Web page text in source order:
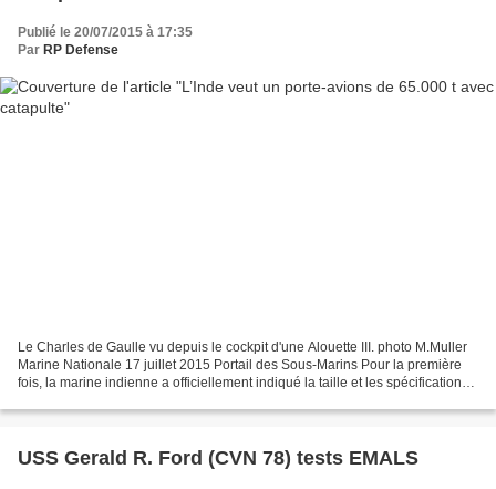
Publié le 20/07/2015 à 17:35
Par RP Defense
Le Charles de Gaulle vu depuis le cockpit d'une Alouette III. photo M.Muller
Marine Nationale 17 juillet 2015 Portail des Sous-Marins Pour la première
fois, la marine indienne a officiellement indiqué la taille et les spécifications
USS Gerald R. Ford (CVN 78) tests EMALS